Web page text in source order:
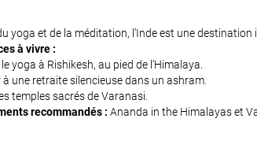
yoga et de la méditation, l’Inde est une
à vivre :
yoga à Rishikesh, au pied de l’Himalaya.
une retraite silencieuse dans un ashram.
temples sacrés de Varanasi.
recommandés : Ananda in the Himalayas et